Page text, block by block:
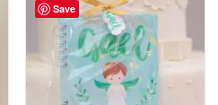
Save